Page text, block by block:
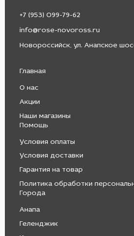
+7 (953) 099-79-62
info@rose-novoross.ru
Новороссийск, ул. Анапское
Главная
О нас
Акции
Наши магазины
Помощь
Условия оплаты
Условия доставки
Гарантия на товар
Политика обработки
Города
Анапа
Геленджик